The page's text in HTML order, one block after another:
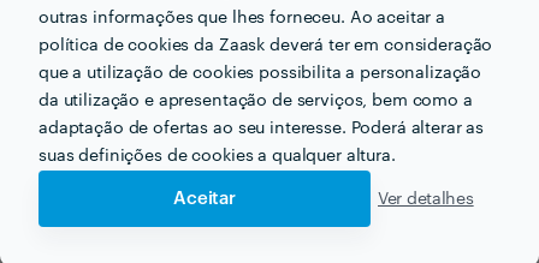
outras informações que lhes forneceu. Ao aceitar a
política de cookies da Zaask deverá ter em consideração
que a utilização de cookies possibilita a personalização
da utilização e apresentação de serviços, bem como a
adaptação de ofertas ao seu interesse. Poderá alterar as
suas definições de cookies a qualquer altura.
Aceitar Ver detalhes
Ana Machado Assistente Virtual
Trabalho realizado fora da plataforma
Profissionalismo máximo. Qualidade fantástica.
Obrigado a toda a equipa por me terem ajudado a